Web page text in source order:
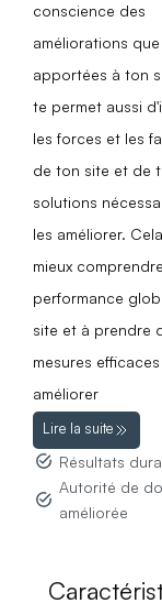
conscience des
améliorations
apportées à ton
te permet aussi
les forces et les
de ton site et de
solutions
les améliorer.
mieux
performance
site et à prendre
mesures
améliorer
Lire la suite
Résultats
Autorité de
améliorée